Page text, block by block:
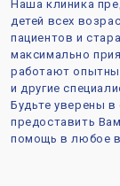
Наша клиника
детей всех
пациентов и
максимально
работают
и другие
Будьте уверены
предоставить
помощь в любое